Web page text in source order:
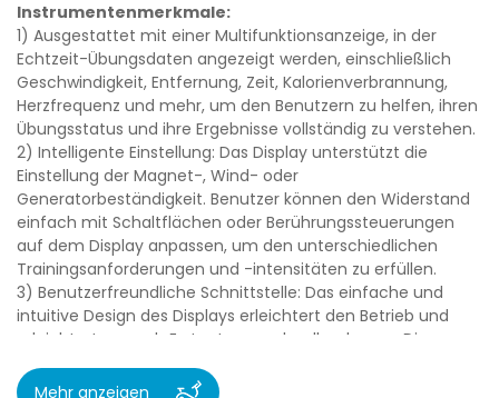
Instrumentenmerkmale:
1) Ausgestattet mit einer Multifunktionsanzeige, in der
Echtzeit-Übungsdaten angezeigt werden, einschließlich
Geschwindigkeit, Entfernung, Zeit, Kalorienverbrannung,
Herzfrequenz und mehr, um den Benutzern zu helfen, ihren
Übungsstatus und ihre Ergebnisse vollständig zu verstehen.
2) Intelligente Einstellung: Das Display unterstützt die
Einstellung der Magnet-, Wind- oder
Generatorbeständigkeit. Benutzer können den Widerstand
einfach mit Schaltflächen oder Berührungssteuerungen
auf dem Display anpassen, um den unterschiedlichen
Trainingsanforderungen und -intensitäten zu erfüllen.
3) Benutzerfreundliche Schnittstelle: Das einfache und
intuitive Design des Displays erleichtert den Betrieb und
erleichtert es auch Erstnutzern, schnell zu lernen. Die
Anzeige kann auch voreingestellte Trainingsprogramme
aufweisen, sodass Benutzer den entsprechenden
Mehr anzeigen